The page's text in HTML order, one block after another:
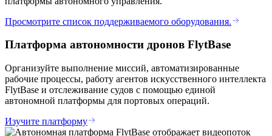
Просмотрите список поддерживаемого оборудования.
Платформа автономности дронов FlytBase
Организуйте выполнение миссий, автоматизированные
рабочие процессы, работу агентов искусственного интеллекта
FlytBase и отслеживание судов с помощью единой
автономной платформы для портовых операций.
Изучите платформу